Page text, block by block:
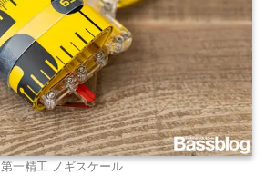
第一精工 ノギスケール